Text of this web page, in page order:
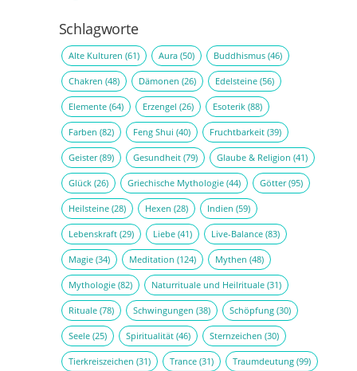
Schlagworte
Alte Kulturen (61) Aura(50) Buddhismus(46)
Chakren (48) Dämonen (26) Edelsteine(56)
Elemente(64) Erzengel (26) Esoterik(88)
Farben (82) Feng Shui (40) Fruchtbarkeit(39)
Geister(89) Gesundheit(79) Glaube & Religion (41)
Glück(26) Griechische Mythologie(44) Götter(95)
Heilsteine(28) Hexen (28) Indien (59)
Lebenskraft(29) Liebe(41) Live-Balance(83)
Magie(34) Meditation (124) Mythen (48)
Mythologie(82) Naturrituale und Heilrituale(31)
Rituale(78) Schwingungen (38) Schöpfung(30)
Seele(25) Spiritualität(46) Sternzeichen (30)
Tierkreiszeichen (31) Trance(31) Traumdeutung(99)